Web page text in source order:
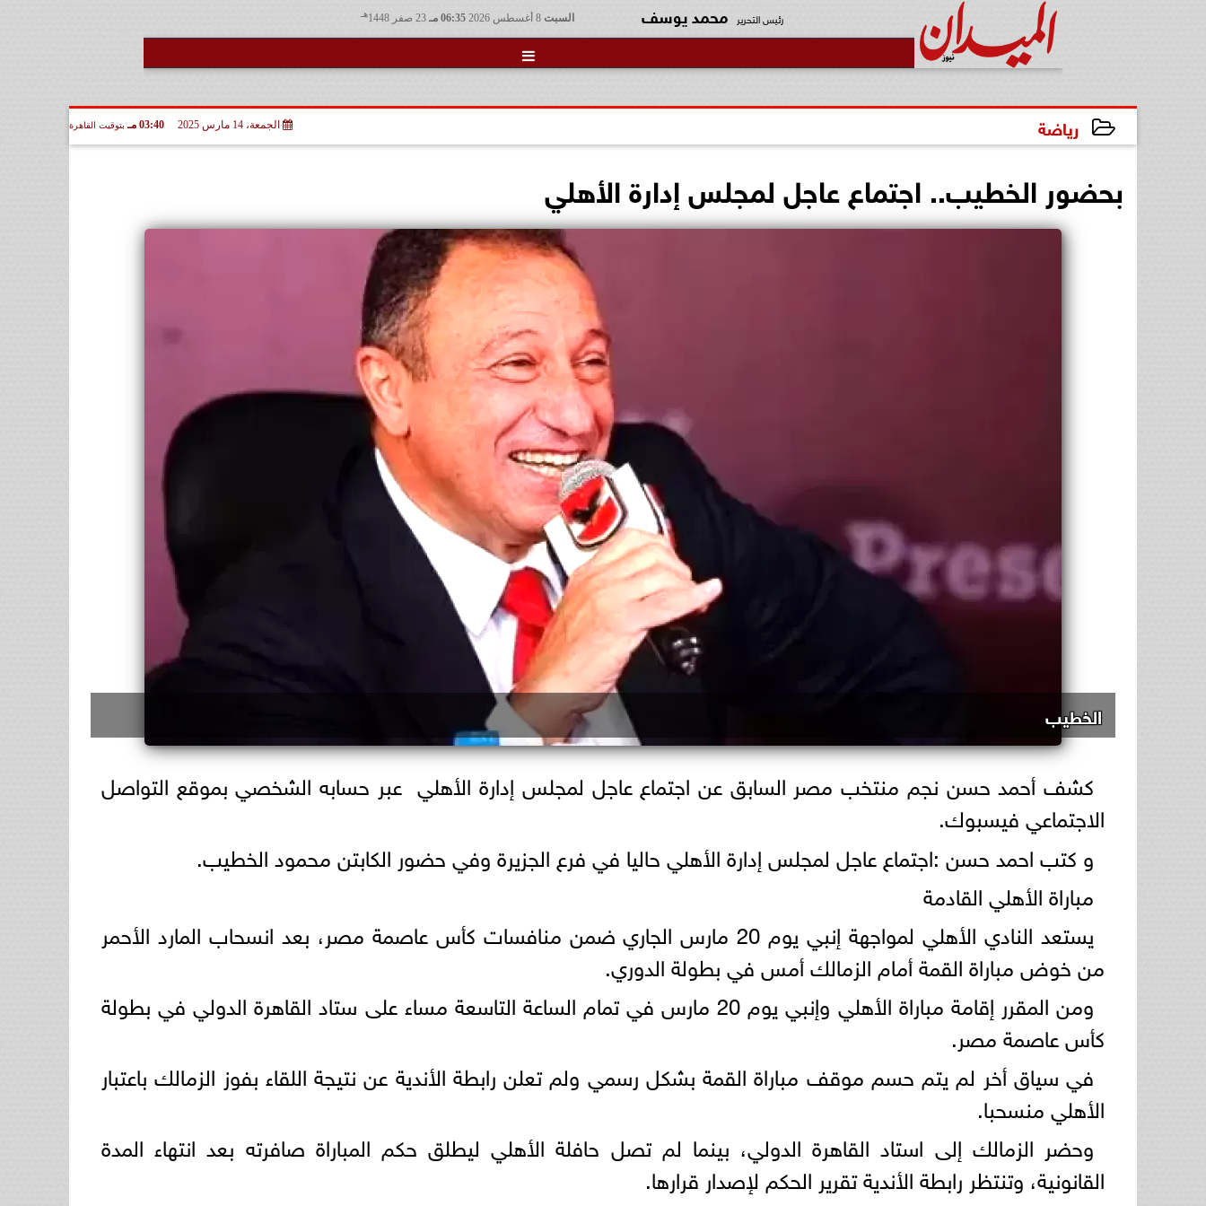
السبت 06:35 مـ هـ رئيس التحرير محمد يوسف

رياضة الجمعة، 14 مارس 2025 03:40 مـ بتوقيت القاهرة
بحضور الخطيب.. اجتماع عاجل لمجلس إدارة الأهلي
الخطيب
كشف أحمد حسن نجم منتخب مصر السابق عن اجتماع عاجل لمجلس إدارة الأهلي عبر حسابه الشخصي بموقع التواصل
الاجتماعي فيسبوك.
و كتب احمد حسن :اجتماع عاجل لمجلس إدارة الأهلي حاليا في فرع الجزيرة وفي حضور الكابتن محمود الخطيب.
مباراة الأهلي القادمة
يستعد النادي الأهلي لمواجهة إنبي يوم 20 مارس الجاري ضمن منافسات كأس عاصمة مصر، بعد انسحاب المارد الأحمر
من خوض مباراة القمة أمام الزمالك أمس في بطولة الدوري.
ومن المقرر إقامة مباراة الأهلي وإنبي يوم 20 مارس في تمام الساعة التاسعة مساء على ستاد القاهرة الدولي في بطولة
كأس عاصمة مصر.
في سياق أخر لم يتم حسم موقف مباراة القمة بشكل رسمي ولم تعلن رابطة الأندية عن نتيجة اللقاء بفوز الزمالك باعتبار
الأهلي منسحبا.
وحضر الزمالك إلى استاد القاهرة الدولي، بينما لم تصل حافلة الأهلي ليطلق حكم المباراة صافرته بعد انتهاء المدة
القانونية، وتنتظر رابطة الأندية تقرير الحكم لإصدار قرارها.